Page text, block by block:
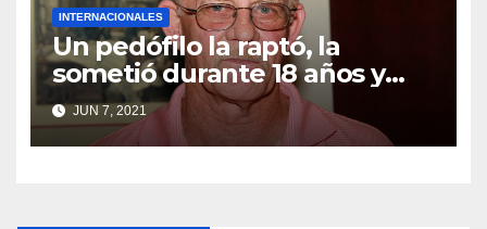
INTERNACIONALES
Un pedófilo la raptó, la
sometió durante 18 años y
tuvieron dos hijas: la
terrorífica historia del
secuestro más largo de los
JUN 7, 2021